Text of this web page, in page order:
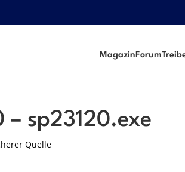
Magazin Forum
sp23120.exe
Quelle